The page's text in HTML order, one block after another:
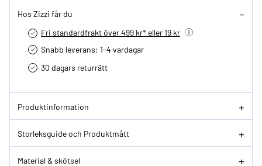
Hos Zizzi får du
Fri standardfrakt över 499 kr* eller 19 kr
Snabb leverans: 1-4 vardagar
30 dagars returrätt­
Produktinformation
Storleksguide och Produktmått
Material & skötsel